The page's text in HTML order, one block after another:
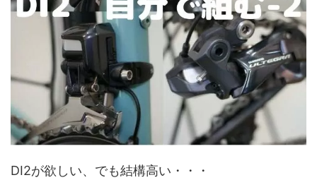
DI2が欲しい、でも結構高い・・・